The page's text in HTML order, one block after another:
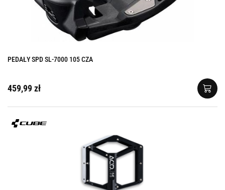
PEDAŁY SPD SL-7000 105 CZA
459,99 zł